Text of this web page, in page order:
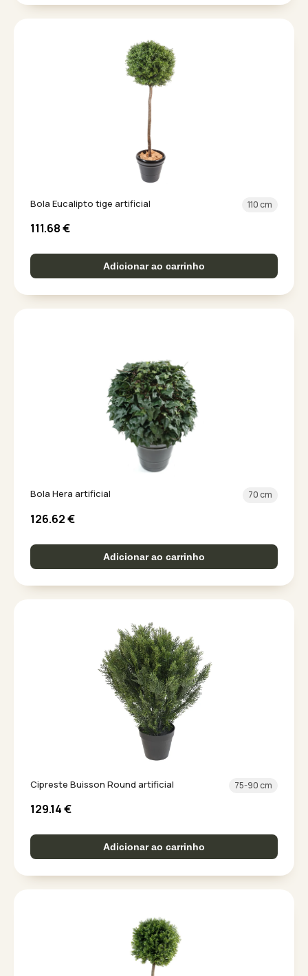
Bola Eucalipto tige artificial 110 cm
111.68€
Adicionar ao carrinho
Bola Hera artificial 70 cm
126.62€
Adicionar ao carrinho
Cipreste Buisson Round artificial 75-90 cm
129.14€
Adicionar ao carrinho